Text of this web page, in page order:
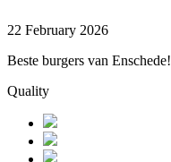
22 February 2026
Beste burgers van Enschede!
Quality